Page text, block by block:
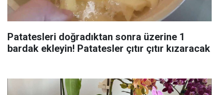
Patatesleri doğradıktan sonra üzerine 1
bardak ekleyin! Patatesler çıtır çıtır kızaracak